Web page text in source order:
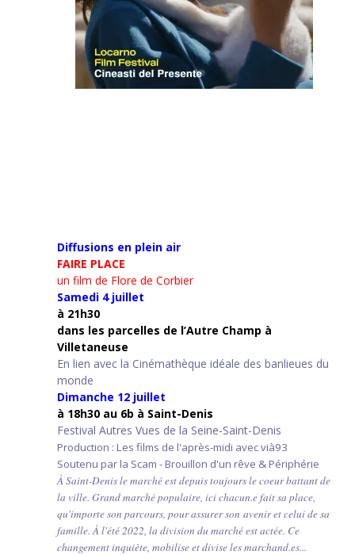
Diffusions en plein air
FAIRE PLACE
un film de Flore de Corbier
Samedi 4 juillet
à 21h30
dans les parcelles de l’Autre Champ à
Villetaneuse
En lien avec la Cinémathèque idéale des banlieues du
monde
Dimanche 12 juillet
à 18h30 au 6b à Saint-Denis
Festival Autres Vues de la Seine-Saint-Denis
Production : Les films de l'après-midi avec vià93
Soutenu par la Scam - Brouillon d'un rêve & Périphérie
À Saint-Denis le marché est depuis toujours le coeur battant de
la ville. Grand marché populaire, ici chacun.e fait sa place,
qu'importe son parcours, pour assurer son avenir et celui de sa
famille. À l'été 2022, la division du marché est actée. Ce
changement inquiète, mobilise et divise les marchand.es...